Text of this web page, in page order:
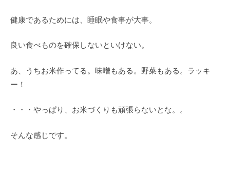
健康であるためには、睡眠や食事が大事。
良い食べものを確保しないといけない。
あ、うちお米作ってる。味噌もある。野菜もある。ラッキ
ー！
・・・やっぱり、お米づくりも頑張らないとな。。
そんな感じです。